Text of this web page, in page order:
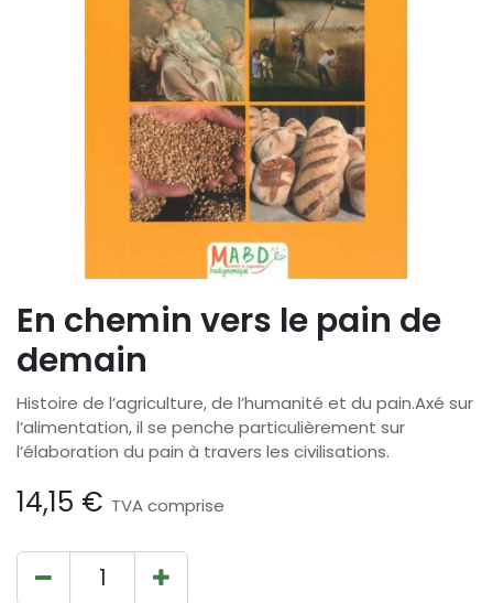
En chemin vers le pain de
demain
Histoire de l’agriculture, de l’humanité et du pain.Axé sur
l’alimentation, il se penche particulièrement sur
l’élaboration du pain à travers les civilisations.
14,15 € TVA comprise